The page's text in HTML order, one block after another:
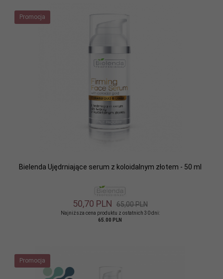
Promocja
Bielenda Ujędrniające serum z koloidalnym złotem - 50 ml
50,70 PLN 65,00 PLN
Najniższa cena produktu z ostatnich 30 dni:
65.00 PLN
Promocja